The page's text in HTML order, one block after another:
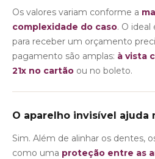
Os valores variam conforme a
complexidade do caso. O
para receber um orçamento
pagamento são amplas: à vista
21x no cartão ou no boleto.
O aparelho invisível ajuda
Sim. Além de alinhar os dentes,
como uma proteção entre as